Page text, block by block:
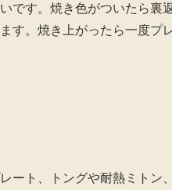
です。焼き色がついたら裏
す。焼き上がったら一度プ
ート、トングや耐熱ミトン